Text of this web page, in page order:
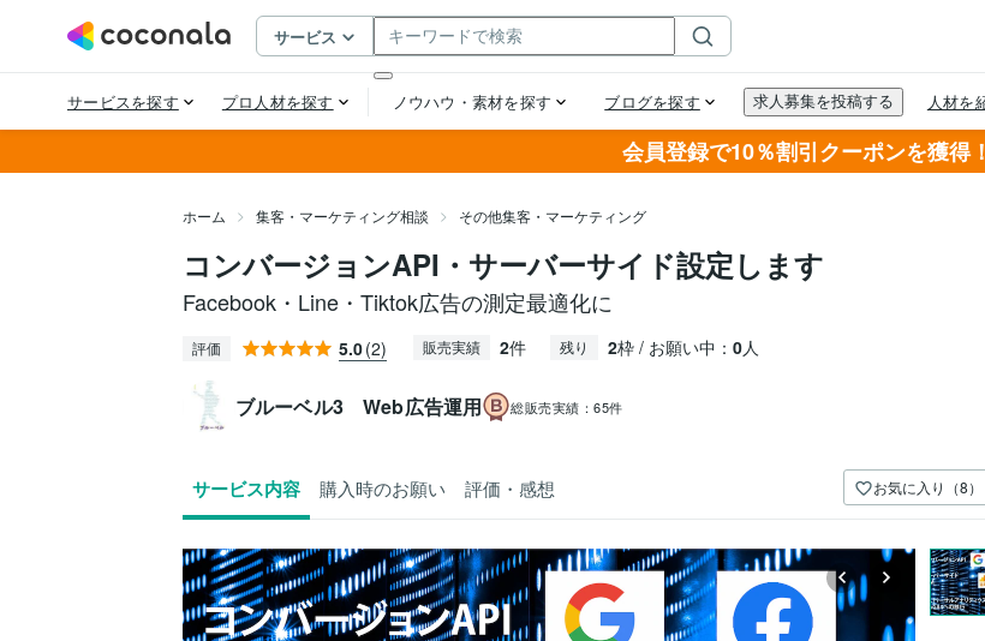
会員登録で10％割引クーポンを獲得！
ホーム 集客・マーケティング相談 その他集客・マーケティング
コンバージョンAPI・サーバーサイド設定します
Facebook・Line・Tiktok広告の測定最適化に
評価 5.0(2) 販売実績 2件 残り 2枠 / お願い中： 0人
ブルーベル3 Web広告運用 総販売実績：65件
サービス内容 購入時のお願い 評価・感想 お気に入り（8）